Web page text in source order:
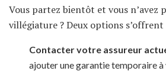
Vous partez bientôt et vous n’avez
villégiature ? Deux options s’offrent
Contacter votre assureur
ajouter une garantie temporaire